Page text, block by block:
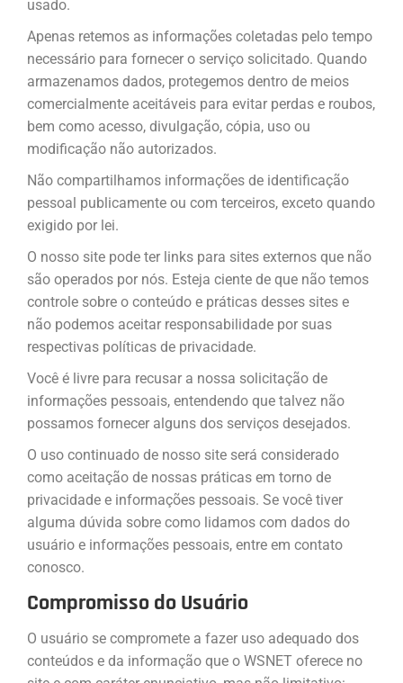
usado.
Apenas retemos as informações coletadas pelo tempo
necessário para fornecer o serviço solicitado. Quando
armazenamos dados, protegemos dentro de meios
comercialmente aceitáveis para evitar perdas e roubos,
bem como acesso, divulgação, cópia, uso ou
modificação não autorizados.
Não compartilhamos informações de identificação
pessoal publicamente ou com terceiros, exceto quando
exigido por lei.
O nosso site pode ter links para sites externos que não
são operados por nós. Esteja ciente de que não temos
controle sobre o conteúdo e práticas desses sites e
não podemos aceitar responsabilidade por suas
respectivas políticas de privacidade.
Você é livre para recusar a nossa solicitação de
informações pessoais, entendendo que talvez não
possamos fornecer alguns dos serviços desejados.
O uso continuado de nosso site será considerado
como aceitação de nossas práticas em torno de
privacidade e informações pessoais. Se você tiver
alguma dúvida sobre como lidamos com dados do
usuário e informações pessoais, entre em contato
conosco.
Compromisso do Usuário
O usuário se compromete a fazer uso adequado dos
conteúdos e da informação que o WSNET oferece no